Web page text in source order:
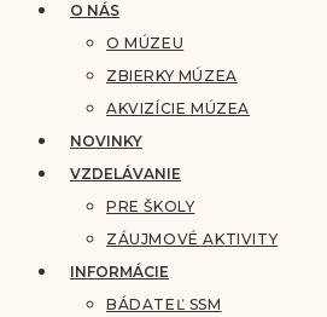
O NÁS
O MÚZEU
ZBIERKY MÚZEA
AKVIZÍCIE MÚZEA
NOVINKY
VZDELÁVANIE
PRE ŠKOLY
ZÁUJMOVÉ AKTIVITY
INFORMÁCIE
BÁDATEĽ SSM